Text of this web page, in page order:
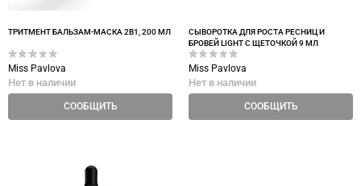
ТРИТМЕНТ БАЛЬЗАМ-МАСКА 2В1, 200 МЛ
Miss Pavlova
Нет в наличии
СООБЩИТЬ
СЫВОРОТКА ДЛЯ РОСТА РЕСНИЦ И
БРОВЕЙ LIGHT С ЩЕТОЧКОЙ 9 МЛ
Miss Pavlova
Нет в наличии
СООБЩИТЬ